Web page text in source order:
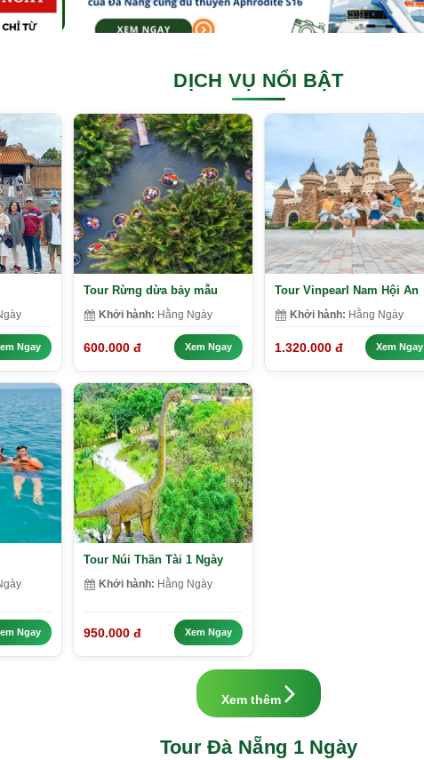
DỊCH VỤ NỔI BẬT
Ngay
Tour Rừng dừa bảy mẫu
Khởi hành: Hằng Ngày
600.000 đ Xem Ngay
Tour Vinpearl Nam Hội An
Khởi hành: Hằng Ngày
1.320.000 đ Xem Ngay
Ngay
Tour Núi Thần Tài 1 Ngày
Khởi hành: Hằng Ngày
950.000 đ Xem Ngay
Xem thêm
Tour Đà Nẵng 1 Ngày